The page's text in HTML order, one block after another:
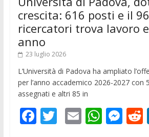
crescita: 616 posti e il
ricercatori trova lavoro
anno
23 luglio 2026
L’Università di Padova ha ampliato
per l’anno accademico 2026-2027 con
assegnati e altri 85 in
F T E W M